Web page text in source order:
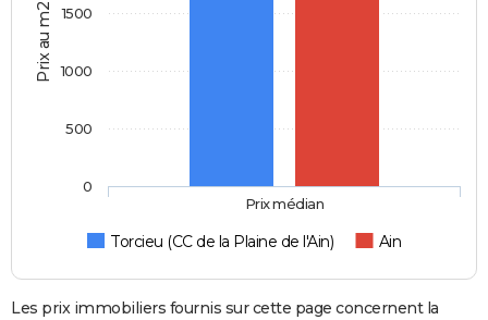
Prix au m2
Torcieu (CC de la Plaine de l'Ain) Ain
Prix médian
0
500
1000
1500
Les prix immobiliers fournis sur cette page concernent la